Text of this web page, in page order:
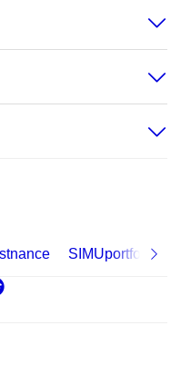
SIMUportfolio
Spotify